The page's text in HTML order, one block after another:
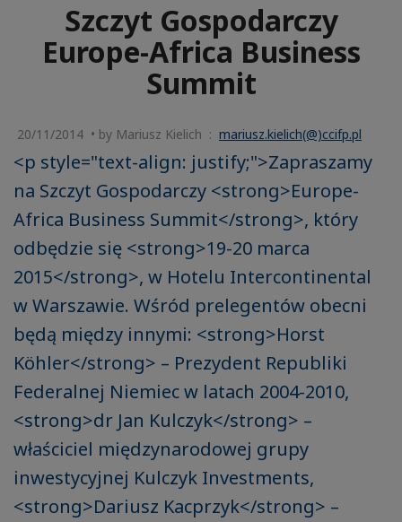
Szczyt Gospodarczy
Europe-Africa Business
Summit
20/11/2014 • by Mariusz Kielich : mariusz.kielich(@)ccifp.pl
<p style="text-align: justify;">Zapraszamy
na Szczyt Gospodarczy <strong>Europe-
Africa Business Summit</strong>, który
odbędzie się <strong>19-20 marca
2015</strong>, w Hotelu Intercontinental
w Warszawie. Wśród prelegentów obecni
będą między innymi: <strong>Horst
Köhler</strong> – Prezydent Republiki
Federalnej Niemiec w latach 2004-2010,
<strong>dr Jan Kulczyk</strong> –
właściciel międzynarodowej grupy
inwestycyjnej Kulczyk Investments,
<strong>Dariusz Kacprzyk</strong> –